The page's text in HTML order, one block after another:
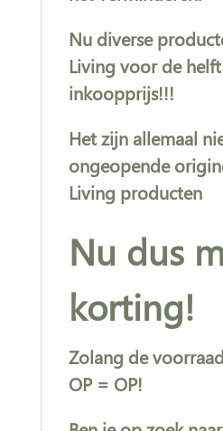
Nu diverse
Living voor de
inkoopprijs!!!
Het zijn allemaal
ongeopende
Living producten
Nu dus
korting!
Zolang de
OP = OP!